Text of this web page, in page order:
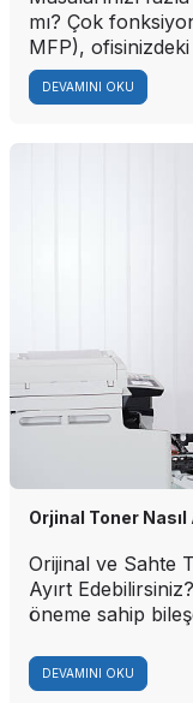
mı? Çok
MFP),
(yazıcı,
cihazda
DEVAMINI OKU
Orjinal Toner Nasıl
Orijinal ve Sahte
Ayırt
öneme sahip
olabilir. Sahte
görünebilirken,
DEVAMINI OKU